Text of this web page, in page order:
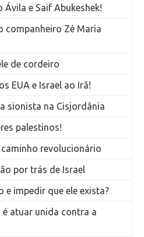
e Saif Abukeshek!
companheiro Zé Maria
de cordeiro
EUA e Israel ao Irã!
sionista na Cisjordânia
palestinos!
revolucionário
por trás de Israel
e impedir que ele exista?
atuar unida contra a